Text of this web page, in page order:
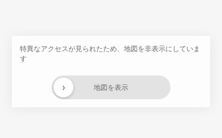
特異なアクセスが見られたため、地図を非表示にしていま
す
地図を表示
›